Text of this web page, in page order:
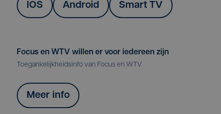
IOS Android Smart TV
Focus en WTV willen er voor iedereen zijn
Toegankelijkheidsinfo van Focus en WTV
Meer info